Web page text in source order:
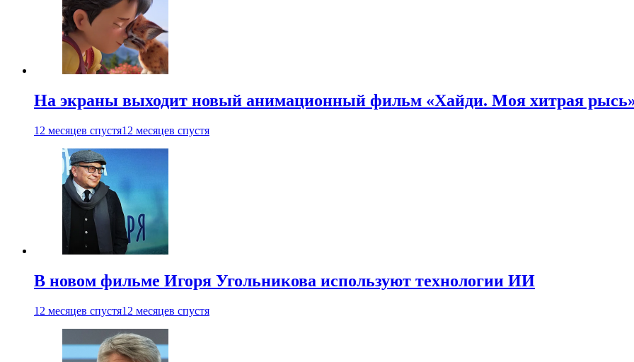
На экраны выходит новый анимационный фильм «Хайди. Моя хитрая
12 месяцев спустя12 месяцев спустя
В новом фильме Игоря Угольникова используют технологии ИИ
12 месяцев спустя12 месяцев спустя